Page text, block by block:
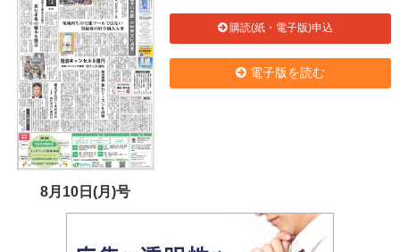
8月10日(月)号
購読(紙・電子版)申込
電子版を読む